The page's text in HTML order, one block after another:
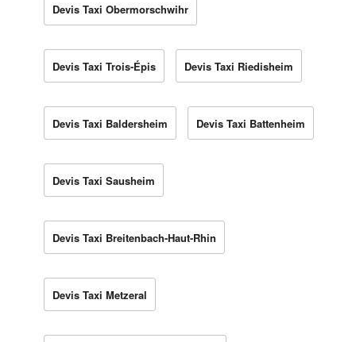
Devis Taxi Obermorschwihr
Devis Taxi Trois-Épis Devis Taxi Riedisheim
Devis Taxi Baldersheim Devis Taxi Battenheim
Devis Taxi Sausheim
Devis Taxi Breitenbach-Haut-Rhin
Devis Taxi Metzeral